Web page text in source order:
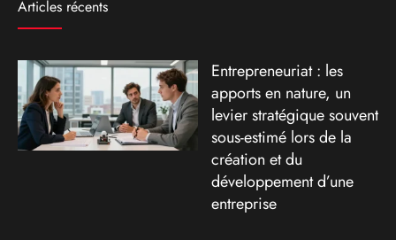
Articles récents
Entrepreneuriat : les
apports en nature, un
levier stratégique souvent
sous-estimé lors de la
création et du
développement d’une
entreprise